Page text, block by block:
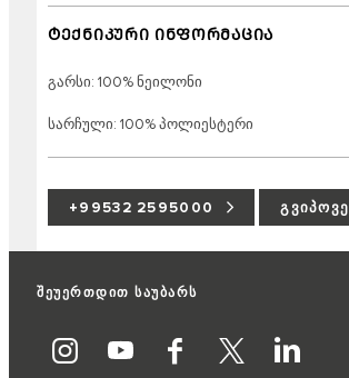
ᲢᲔᲥᲜᲘᲙᲣᲠᲘ ᲘᲜᲤᲝᲠᲛᲐᲪᲘᲐ
გარსი: 100% ნეილონი
სარჩული: 100% პოლიესტერი
+99532 2595000 ᲒᲕᲘᲞᲝᲕᲔ
შეუერთდით საუბარს